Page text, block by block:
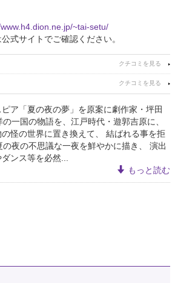
~tai-setu/
式サイトでご確認ください。
ア「夏の夜の夢」を原案に劇作家・坪田
一国の物語を、江戸時代・遊郭吉原に、
怪の世界に置き換えて、 結ばれる事を拒
夜の不思議な一夜を鮮やかに描き、 演出
ンス等を必然...
もっと読む